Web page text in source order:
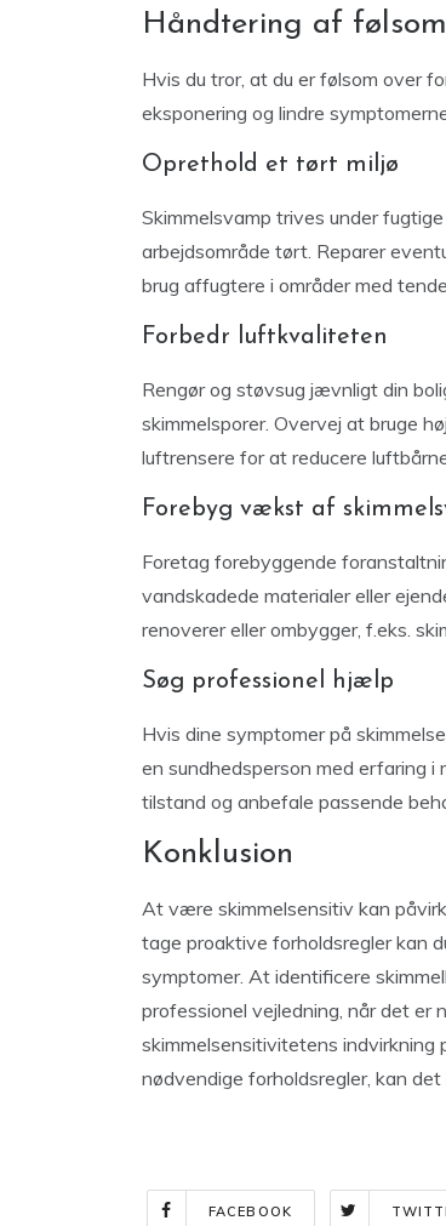
Håndtering af
Hvis du tror, at du er følsom over
eksponering og lindre
Oprethold et tørt miljø
Skimmelsvamp trives under
arbejdsområde tørt. Reparer
brug affugtere i områder med
Forbedr luftkvaliteten
Rengør og støvsug jævnligt din
skimmelsporer. Overvej at bruge
luftrensere for at reducere
Forebyg vækst af
Foretag forebyggende
vandskadede materialer eller
renoverer eller ombygger, f.eks.
Søg professionel hjælp
Hvis dine symptomer på
en sundhedsperson med erfaring i
tilstand og anbefale passende
Konklusion
At være skimmelsensitiv kan
tage proaktive forholdsregler kan
symptomer. At identificere
professionel vejledning, når det er
skimmelsensitivitetens indvirkning
nødvendige forholdsregler, kan
FACEBOOK